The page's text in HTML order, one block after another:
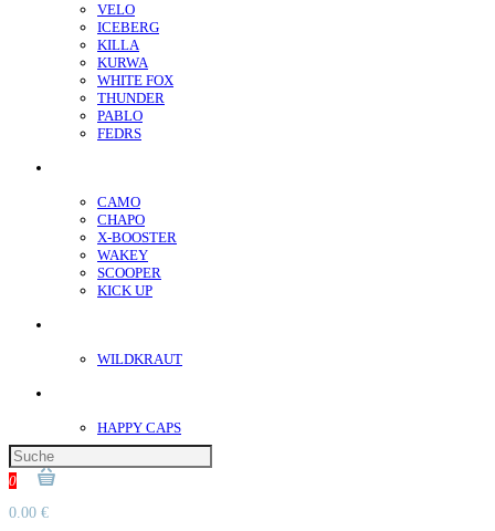
VELO
ICEBERG
KILLA
KURWA
WHITE FOX
THUNDER
PABLO
FEDRS
CAMO
CHAPO
X-BOOSTER
WAKEY
SCOOPER
KICK UP
WILDKRAUT
HAPPY CAPS
0
0.00 €